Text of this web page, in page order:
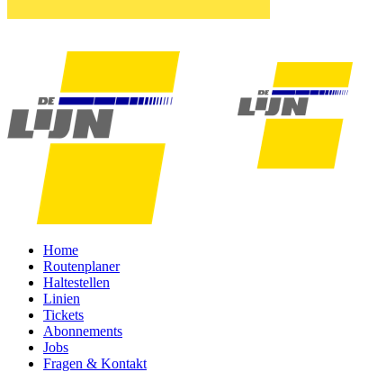
Home
Routenplaner
Haltestellen
Linien
Tickets
Abonnements
Jobs
Fragen & Kontakt